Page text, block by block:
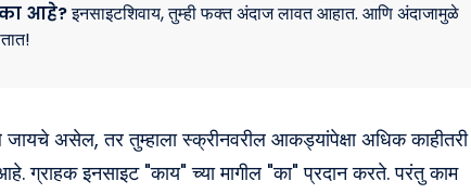
आहे?इनसाइटशिवाय, तुम्ही फक्त अंदाज लावत आहात. आणि अंदाजामुळे
जायचे असेल, तर तुम्हाला स्क्रीनवरील आकड्यांपेक्षा अधिक
ग्राहक इनसाइट "काय" च्या मागील "का" प्रदान करते. परंतु काम